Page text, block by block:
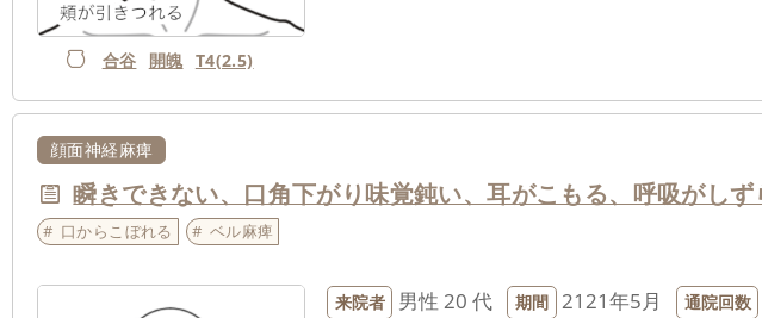
合谷 開魄 T4(2.5)
顔面神経麻痺
瞬きできない、口角下がり味覚鈍い、耳がこもる、呼吸がしず
口からこぼれる ベル麻痺
来院者 男性 20 代 期間 2121年5月 通院回数